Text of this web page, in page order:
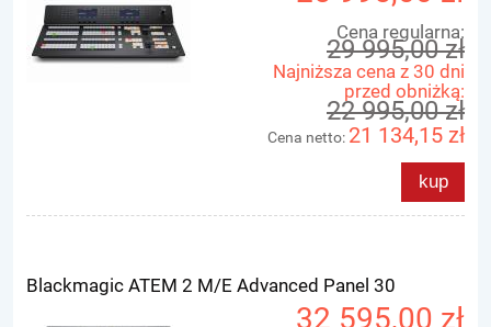
Cena regularna:
29 995,00 zł
Najniższa cena z 30 dni
przed obniżką:
22 995,00 zł
Cena netto: 21 134,15 zł
kup
Blackmagic ATEM 2 M/E Advanced Panel 30
32 595,00 zł